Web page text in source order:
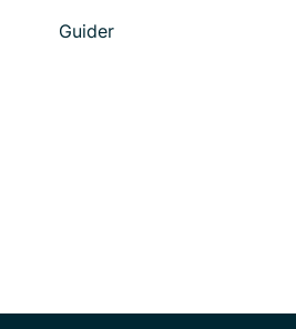
Guider